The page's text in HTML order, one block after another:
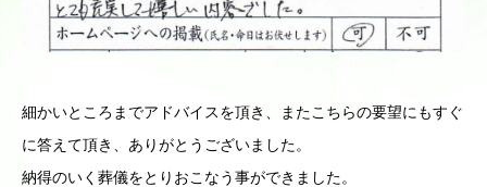
細かいところまでアドバイスを頂き、またこちらの要望にもすぐ
に答えて頂き、ありがとうございました。
納得のいく葬儀をとりおこなう事ができました。